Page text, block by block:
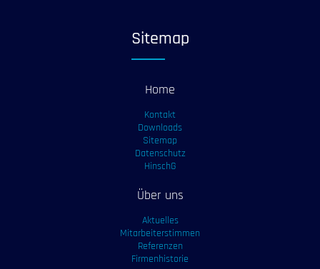
Sitemap
Home
Kontakt
Downloads
Sitemap
Datenschutz
HinschG
Über uns
Aktuelles
Mitarbeiterstimmen
Referenzen
Firmenhistorie